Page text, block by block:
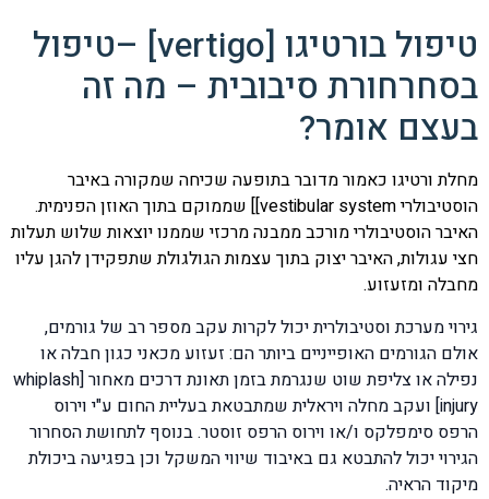
טיפול בורטיגו [vertigo] –טיפול
בסחרחורת סיבובית – מה זה
בעצם אומר?
מחלת ורטיגו כאמור מדובר בתופעה שכיחה שמקורה באיבר
הוסטיבולרי vestibular system]] שממוקם בתוך האוזן הפנימית.
האיבר הוסטיבולרי מורכב ממבנה מרכזי שממנו יוצאות שלוש תעלות
חצי עגולות, האיבר יצוק בתוך עצמות הגולגולת שתפקידן להגן עליו
מחבלה ומזעזוע.
גירוי מערכת וסטיבולרית יכול לקרות עקב מספר רב של גורמים,
אולם הגורמים האופייניים ביותר הם: זעזוע מכאני כגון חבלה או
נפילה או צליפת שוט שנגרמת בזמן תאונת דרכים מאחור [whiplash
injury] ועקב מחלה ויראלית שמתבטאת בעליית החום ע"י וירוס
הרפס סימפלקס ו/או וירוס הרפס זוסטר. בנוסף לתחושת הסחרור
הגירוי יכול להתבטא גם באיבוד שיווי המשקל וכן בפגיעה ביכולת
מיקוד הראיה.